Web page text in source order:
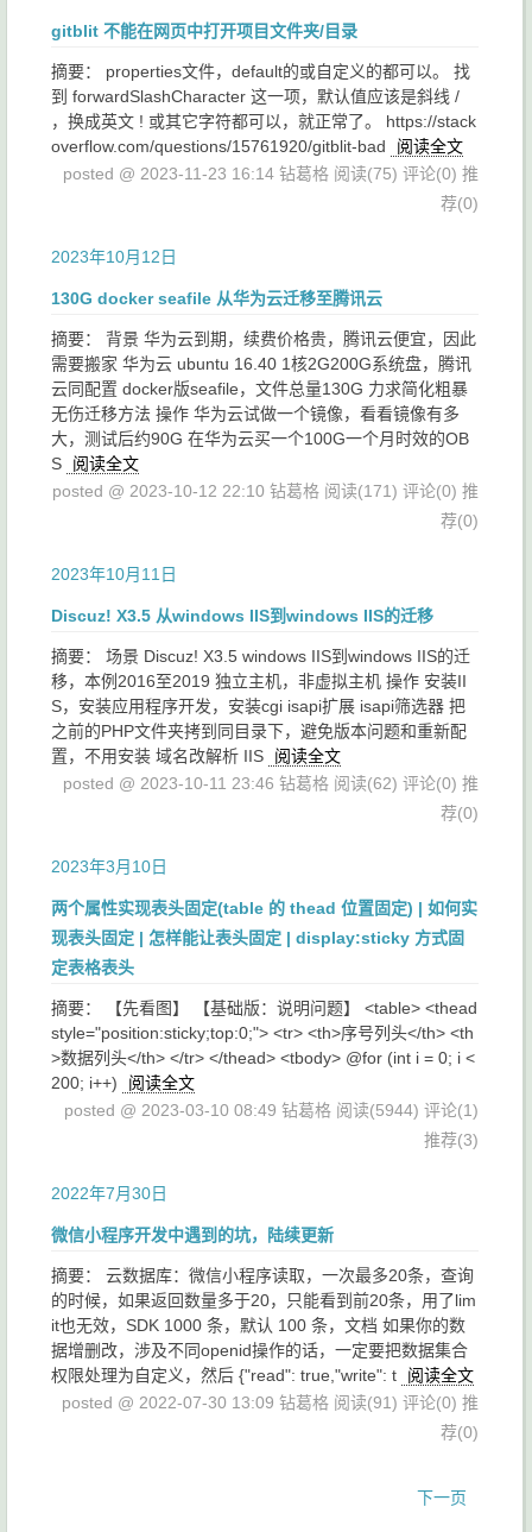
gitblit 不能在网页中打开项目文件夹/目录
摘要： properties文件，default的或自定义的都可以。 找
到 forwardSlashCharacter 这一项，默认值应该是斜线 /
，换成英文 ! 或其它字符都可以，就正常了。 https://stack
overflow.com/questions/15761920/gitblit-bad
阅读全文
posted @ 2023-11-23 16:14 钻葛格 阅读(75) 评论(0) 推
荐(0)
2023年10月12日
130G docker seafile 从华为云迁移至腾讯云
摘要： 背景 华为云到期，续费价格贵，腾讯云便宜，因此
需要搬家 华为云 ubuntu 16.40 1核2G200G系统盘，腾讯
云同配置 docker版seafile，文件总量130G 力求简化粗暴
无伤迁移方法 操作 华为云试做一个镜像，看看镜像有多
大，测试后约90G 在华为云买一个100G一个月时效的OB
S
阅读全文
posted @ 2023-10-12 22:10 钻葛格 阅读(171) 评论(0) 推
荐(0)
2023年10月11日
Discuz! X3.5 从windows IIS到windows IIS的迁移
摘要： 场景 Discuz! X3.5 windows IIS到windows IIS的迁
移，本例2016至2019 独立主机，非虚拟主机 操作 安装II
S，安装应用程序开发，安装cgi isapi扩展 isapi筛选器 把
之前的PHP文件夹拷到同目录下，避免版本问题和重新配
置，不用安装 域名改解析 IIS
阅读全文
posted @ 2023-10-11 23:46 钻葛格 阅读(62) 评论(0) 推
荐(0)
2023年3月10日
两个属性实现表头固定(table 的 thead 位置固定) | 如何实
现表头固定 | 怎样能让表头固定 | display:sticky 方式固
定表格表头
摘要： 【先看图】 【基础版：说明问题】 <table> <thead
style="position:sticky;top:0;"> <tr> <th>序号列头</th> <th
>数据列头</th> </tr> </thead> <tbody> @for (int i = 0; i <
200; i++)
阅读全文
posted @ 2023-03-10 08:49 钻葛格 阅读(5944) 评论(1)
推荐(3)
2022年7月30日
微信小程序开发中遇到的坑，陆续更新
摘要： 云数据库：微信小程序读取，一次最多20条，查询
的时候，如果返回数量多于20，只能看到前20条，用了lim
it也无效，SDK 1000 条，默认 100 条，文档 如果你的数
据增删改，涉及不同openid操作的话，一定要把数据集合
权限处理为自定义，然后 {"read": true,"write": t
阅读全文
posted @ 2022-07-30 13:09 钻葛格 阅读(91) 评论(0) 推
荐(0)
下一页